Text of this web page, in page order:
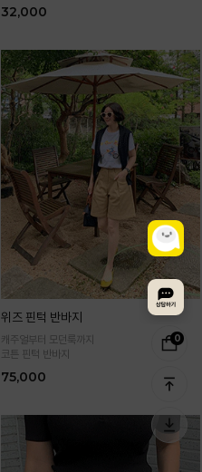
0
32,000
위즈 핀턱 반바지
캐주얼부터 모던룩까지
코튼 핀턱 반바지
75,000